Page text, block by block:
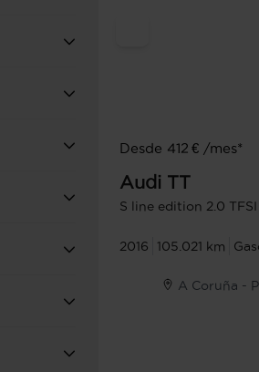
Desde 412 € /mes*
Audi TT
S line edition 2.0
2016 105.021 km
A Coruña -